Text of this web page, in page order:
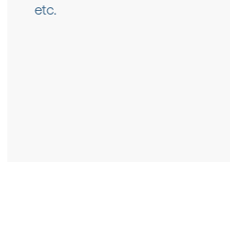
etc.